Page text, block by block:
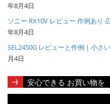
年8月4日
ソニー RX10V レビュー 作例あり
年8月4日
SEL2450G レビューと作例 | 小さ
月4日
安心できる お買い物を